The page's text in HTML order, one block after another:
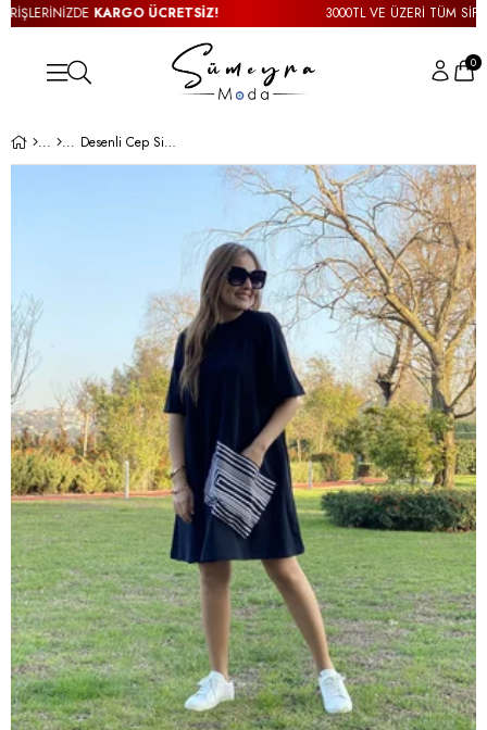
KARGO ÜCRETSİZ! 3000TL VE ÜZERİ TÜM
0
Desenli Cep Siyah Basic Elbise